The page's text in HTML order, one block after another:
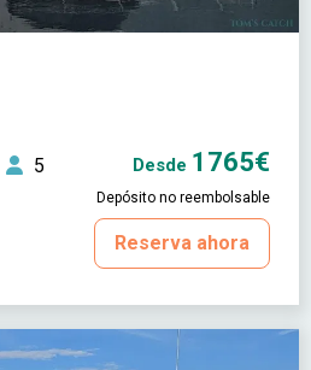
5 Desde 1765€
Depósito no reembolsable
Reserva ahora